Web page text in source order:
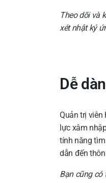
Theo dõi và
xét nhật ký
Dễ
Quản trị
lực xâm
tính năng
dẫn đến
Bạn cũng có